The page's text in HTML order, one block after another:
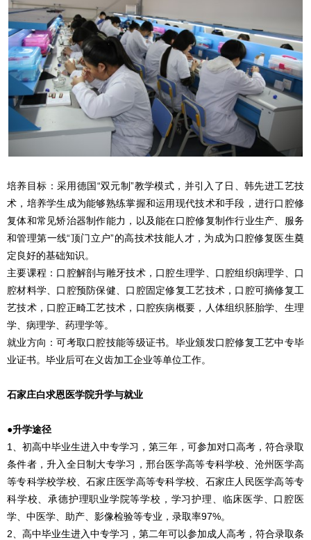
培养目标：采用德国“双元制”教学模式，并引入了日、韩先进工艺技
术，培养学生成为能够熟练掌握和运用现代技术和手段，进行口腔修
复体和常见矫治器制作能力，以及能在口腔修复制作行业生产、服务
和管理第一线“顶门立户”的高技术技能人才，为成为口腔修复医生奠
定良好的基础知识。
主要课程：口腔解剖与雕牙技术，口腔生理学、口腔组织病理学、口
腔材料学、口腔预防保健、口腔固定修复工艺技术，口腔可摘修复工
艺技术，口腔正畸工艺技术，口腔疾病概要，人体组织胚胎学、生理
学、病理学、药理学等。
就业方向：可考取口腔技能等级证书。毕业颁发口腔修复工艺中专毕
业证书。毕业后可在义齿加工企业等单位工作。
石家庄白求恩医学院升学与就业
●升学途径
1、初高中毕业生进入中专学习，第三年，可参加对口高考，符合录取
条件者，升入全日制大专学习，邢台医学高等专科学校、沧州医学高
等专科学校学校、石家庄医学高等专科学校、石家庄人民医学高等专
科学校、承德护理职业学院等学校，学习护理、临床医学、口腔医
学、中医学、助产、影像检验等专业，录取率97%。
2、高中毕业生进入中专学习，第二年可以参加成人高考，符合录取条